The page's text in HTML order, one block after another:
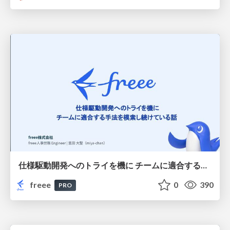
仕様駆動開発へのトライを機に チームに適合する手法を模索し続けている話
freee
PRO 0 390